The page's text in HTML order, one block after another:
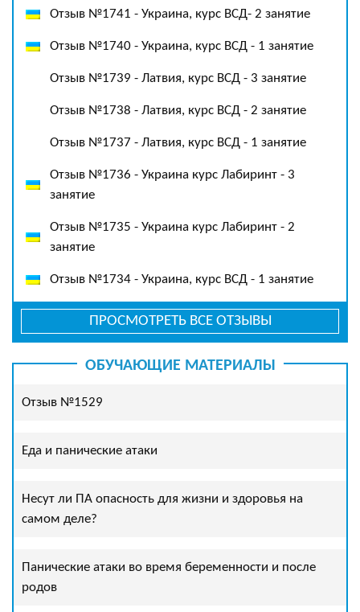
Отзыв №1741 - Украина, курс ВСД- 2 занятие
Отзыв №1740 - Украина, курс ВСД - 1 занятие
Отзыв №1739 - Латвия, курс ВСД - 3 занятие
Отзыв №1738 - Латвия, курс ВСД - 2 занятие
Отзыв №1737 - Латвия, курс ВСД - 1 занятие
Отзыв №1736 - Украина курс Лабиринт - 3
занятие
Отзыв №1735 - Украина курс Лабиринт - 2
занятие
Отзыв №1734 - Украина, курс ВСД - 1 занятие
ПРОСМОТРЕТЬ ВСЕ ОТЗЫВЫ
ОБУЧАЮЩИЕ МАТЕРИАЛЫ
Отзыв №1529
Еда и панические атаки
Несут ли ПА опасность для жизни и здоровья на
самом деле?
Панические атаки во время беременности и после
родов